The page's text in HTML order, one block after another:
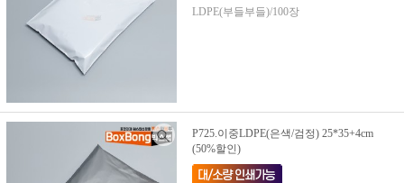
LDPE(부들부들)/100장
P725.이중LDPE(은색/검정) 25*35+4cm
(50%할인)